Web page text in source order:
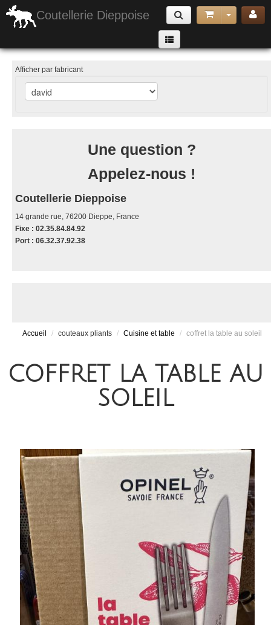
Coutellerie Dieppoise
couteaux pliants
Cannes & Matériels de randonnée et camping
poignard lame fixe
couteau papillon
Afficher par fabricant
Une question ?
Appelez-nous !
Coutellerie Dieppoise
14 grande rue, 76200 Dieppe, France
Fixe : 02.35.84.84.92
Port : 06.32.37.92.38
Accueil / couteaux pliants / Cuisine et table / coffret la table au soleil
COFFRET LA TABLE AU
SOLEIL